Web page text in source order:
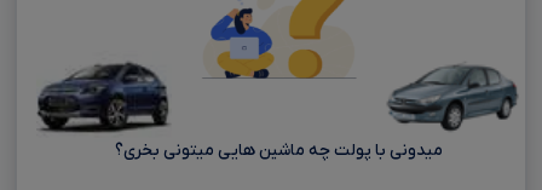
میدونی با پولت چه ماشین هایی میتونی بخری؟